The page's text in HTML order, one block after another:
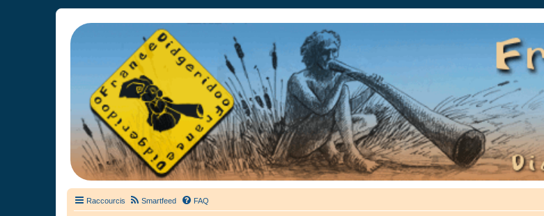
France Didgeridoo
Didgeridoo et Guimbarde sur France Didgeridoo - retrouvez la communauté.
Raccourcis Smartfeed FAQ